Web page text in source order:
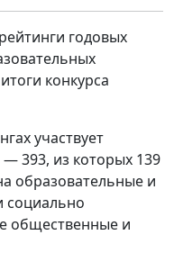
годовых
конкурса
участвует
393, из которых 139
образовательные и
социально
общественные и